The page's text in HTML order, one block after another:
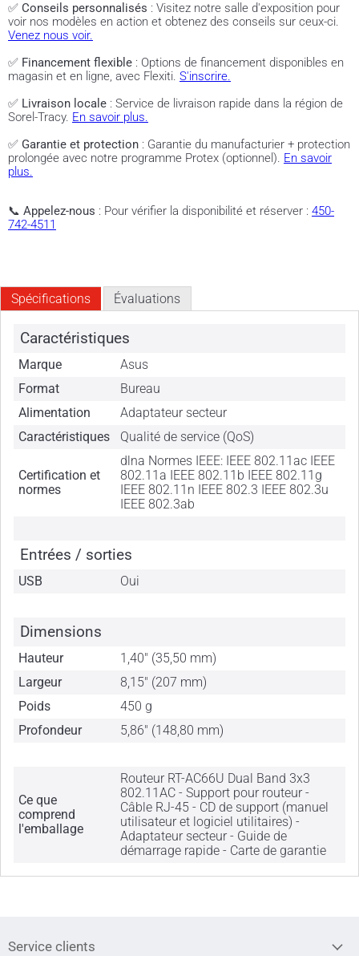
✅ Conseils personnalisés : Visitez notre salle d'exposition pour
voir nos modèles en action et obtenez des conseils sur ceux-ci.
Venez nous voir.
✅ Financement flexible : Options de financement disponibles en
magasin et en ligne, avec Flexiti. S'inscrire.
✅ Livraison locale : Service de livraison rapide dans la région de
Sorel-Tracy. En savoir plus.
✅ Garantie et protection : Garantie du manufacturier + protection
prolongée avec notre programme Protex (optionnel). En savoir
plus.
📞 Appelez-nous : Pour vérifier la disponibilité et réserver : 450-
742-4511
Spécifications Évaluations
Caractéristiques
Marque
Asus
Format
Bureau
Alimentation
Adaptateur secteur
Caractéristiques
Qualité de service (QoS)
Certification et
normes
dlna Normes IEEE: IEEE 802.11ac IEEE
802.11a IEEE 802.11b IEEE 802.11g
IEEE 802.11n IEEE 802.3 IEEE 802.3u
IEEE 802.3ab
Entrées / sorties
USB Oui
Dimensions
Hauteur
1,40" (35,50 mm)
Largeur
8,15" (207 mm)
Poids
450 g
Profondeur
5,86" (148,80 mm)
Ce que
comprend
l'emballage
Routeur RT-AC66U Dual Band 3x3
802.11AC - Support pour routeur -
Câble RJ-45 - CD de support (manuel
utilisateur et logiciel utilitaires) -
Adaptateur secteur - Guide de
démarrage rapide - Carte de garantie
Service clients